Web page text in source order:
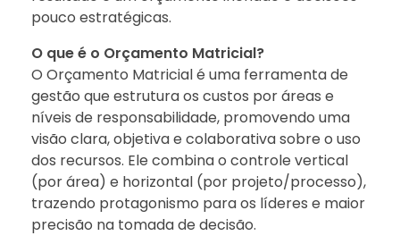
pouco estratégicas.
O que é o Orçamento Matricial?
O Orçamento Matricial é uma ferramenta de
gestão que estrutura os custos por áreas e
níveis de responsabilidade, promovendo uma
visão clara, objetiva e colaborativa sobre o uso
dos recursos. Ele combina o controle vertical
(por área) e horizontal (por projeto/processo),
trazendo protagonismo para os líderes e maior
precisão na tomada de decisão.